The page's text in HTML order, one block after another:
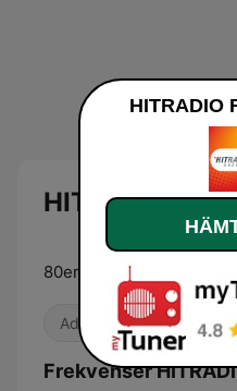
HITRADIO
80er, 90er, 100 %
Adult contemporary
Frekvenser
HITRADIO